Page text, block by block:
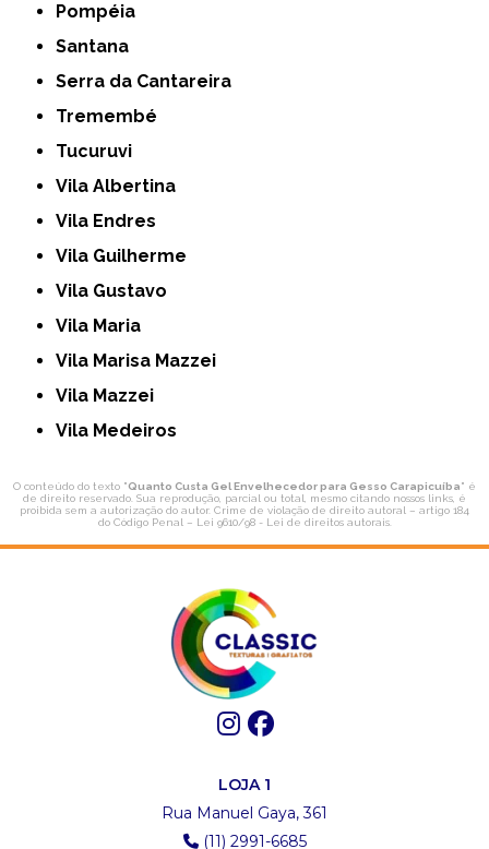
Pompéia
Santana
Serra da Cantareira
Tremembé
Tucuruvi
Vila Albertina
Vila Endres
Vila Guilherme
Vila Gustavo
Vila Maria
Vila Marisa Mazzei
Vila Mazzei
Vila Medeiros
O conteúdo do texto "Quanto Custa Gel Envelhecedor para Gesso Carapicuíba" é
de direito reservado. Sua reprodução, parcial ou total, mesmo citando nossos links, é
proibida sem a autorização do autor. Crime de violação de direito autoral – artigo 184
do Código Penal – Lei 9610/98 - Lei de direitos autorais.
LOJA 1
Rua Manuel Gaya, 361
(11) 2991-6685